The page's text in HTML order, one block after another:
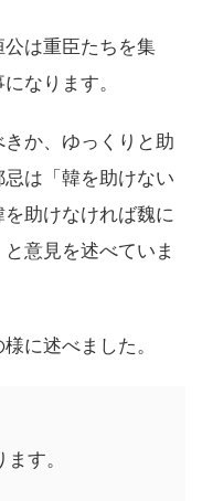
は重臣たちを集
なります。
か、ゆっくりと助
は「韓を助けない
を助けなければ魏に
意見を述べていま
に述べました。
す。